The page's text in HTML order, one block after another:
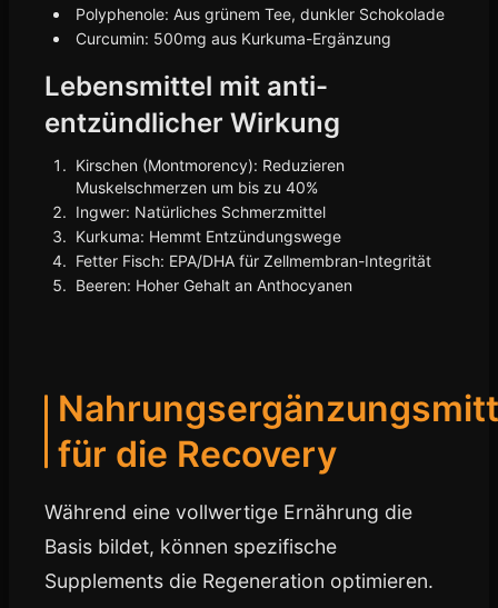
Polyphenole: Aus grünem Tee, dunkler Schokolade
Curcumin: 500mg aus Kurkuma-Ergänzung
Lebensmittel mit anti-
entzündlicher Wirkung
Kirschen (Montmorency): Reduzieren
Muskelschmerzen um bis zu 40%
Ingwer: Natürliches Schmerzmittel
Kurkuma: Hemmt Entzündungswege
Fetter Fisch: EPA/DHA für Zellmembran-Integrität
Beeren: Hoher Gehalt an Anthocyanen
für die Recovery
Während eine vollwertige Ernährung die
Basis bildet, können spezifische
Supplements die Regeneration optimieren.